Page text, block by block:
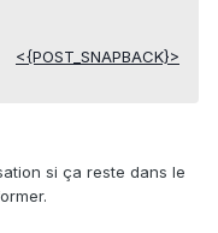
<{POST_SNAPBACK}>
si ça reste dans le